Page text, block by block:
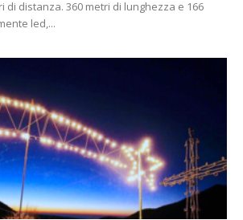
di distanza. 360 metri di lunghezza e 166
led,...